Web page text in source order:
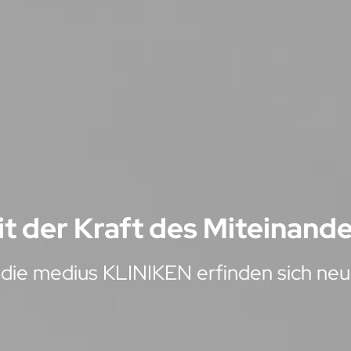
der Kraft des
die medius KLINIKEN erfinden sich neu